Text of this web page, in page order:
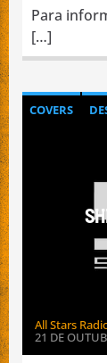
Para
[…]
COVERS
All Stars
21 DE